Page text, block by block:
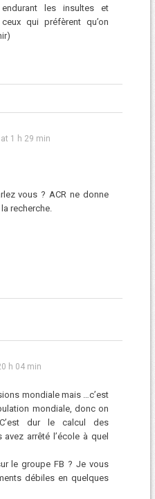
les insultes et
qui préfèrent qu’on
1 h 29 min
vous ? ACR ne donne
recherche.
h 04 min
mondiale mais …c’est
mondiale, donc on
dur le calcul des
arrêté l’école à quel
le groupe FB ? Je vous
débiles en quelques